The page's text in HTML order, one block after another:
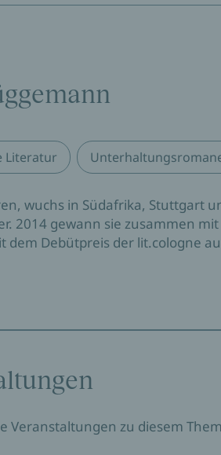
Literatur
wuchs in Südafrika, Stuttgart
2014 gewann sie zusammen
dem Debütpreis der lit.cologne
Veranstaltungen zu diesem